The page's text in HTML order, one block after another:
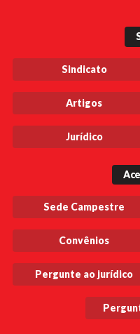
Sindicato
Artigos
Jurídico
Sede Campestre
Convênios
Pergunte ao jurídico